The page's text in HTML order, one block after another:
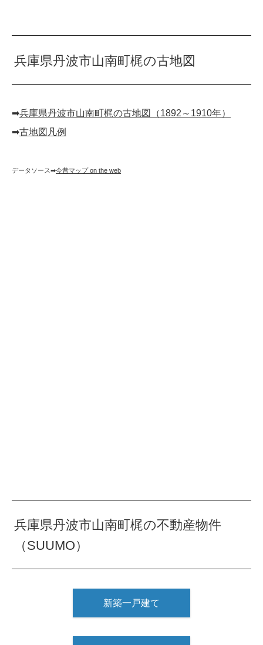
兵庫県丹波市山南町梶の古地図
➡︎兵庫県丹波市山南町梶の古地図（1892～1910年）
➡︎古地図凡例
データソース➡︎今昔マップ on the web
兵庫県丹波市山南町梶の不動産物件
（SUUMO）
新築一戸建て